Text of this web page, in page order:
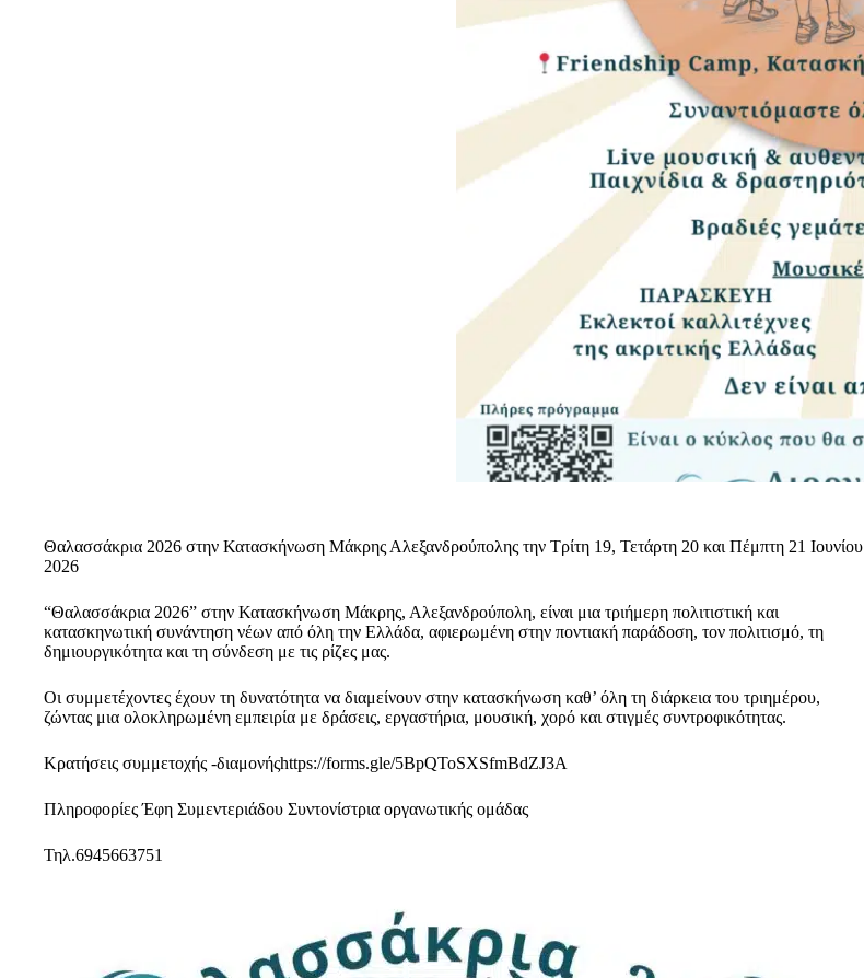
Θαλασσάκρια 2026 στην Κατασκήνωση Μάκρης Αλεξανδρούπολης την Τρίτη 19, Τετάρτη 20 και Πέμπτη 21 Ιουνίου
2026
“Θαλασσάκρια 2026” στην Κατασκήνωση Μάκρης, Αλεξανδρούπολη, είναι μια τριήμερη πολιτιστική και
κατασκηνωτική συνάντηση νέων από όλη την Ελλάδα, αφιερωμένη στην ποντιακή παράδοση, τον πολιτισμό, τη
δημιουργικότητα και τη σύνδεση με τις ρίζες μας.
Οι συμμετέχοντες έχουν τη δυνατότητα να διαμείνουν στην κατασκήνωση καθ’ όλη τη διάρκεια του τριημέρου,
ζώντας μια ολοκληρωμένη εμπειρία με δράσεις, εργαστήρια, μουσική, χορό και στιγμές συντροφικότητας.
Κρατήσεις συμμετοχής -διαμονήςhttps://forms.gle/5BpQToSXSfmBdZJ3A
Πληροφορίες Έφη Συμεντεριάδου Συντονίστρια οργανωτικής ομάδας
Τηλ.6945663751